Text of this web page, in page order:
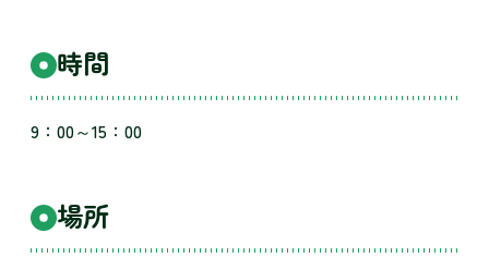
時間
9：00～15：00
場所